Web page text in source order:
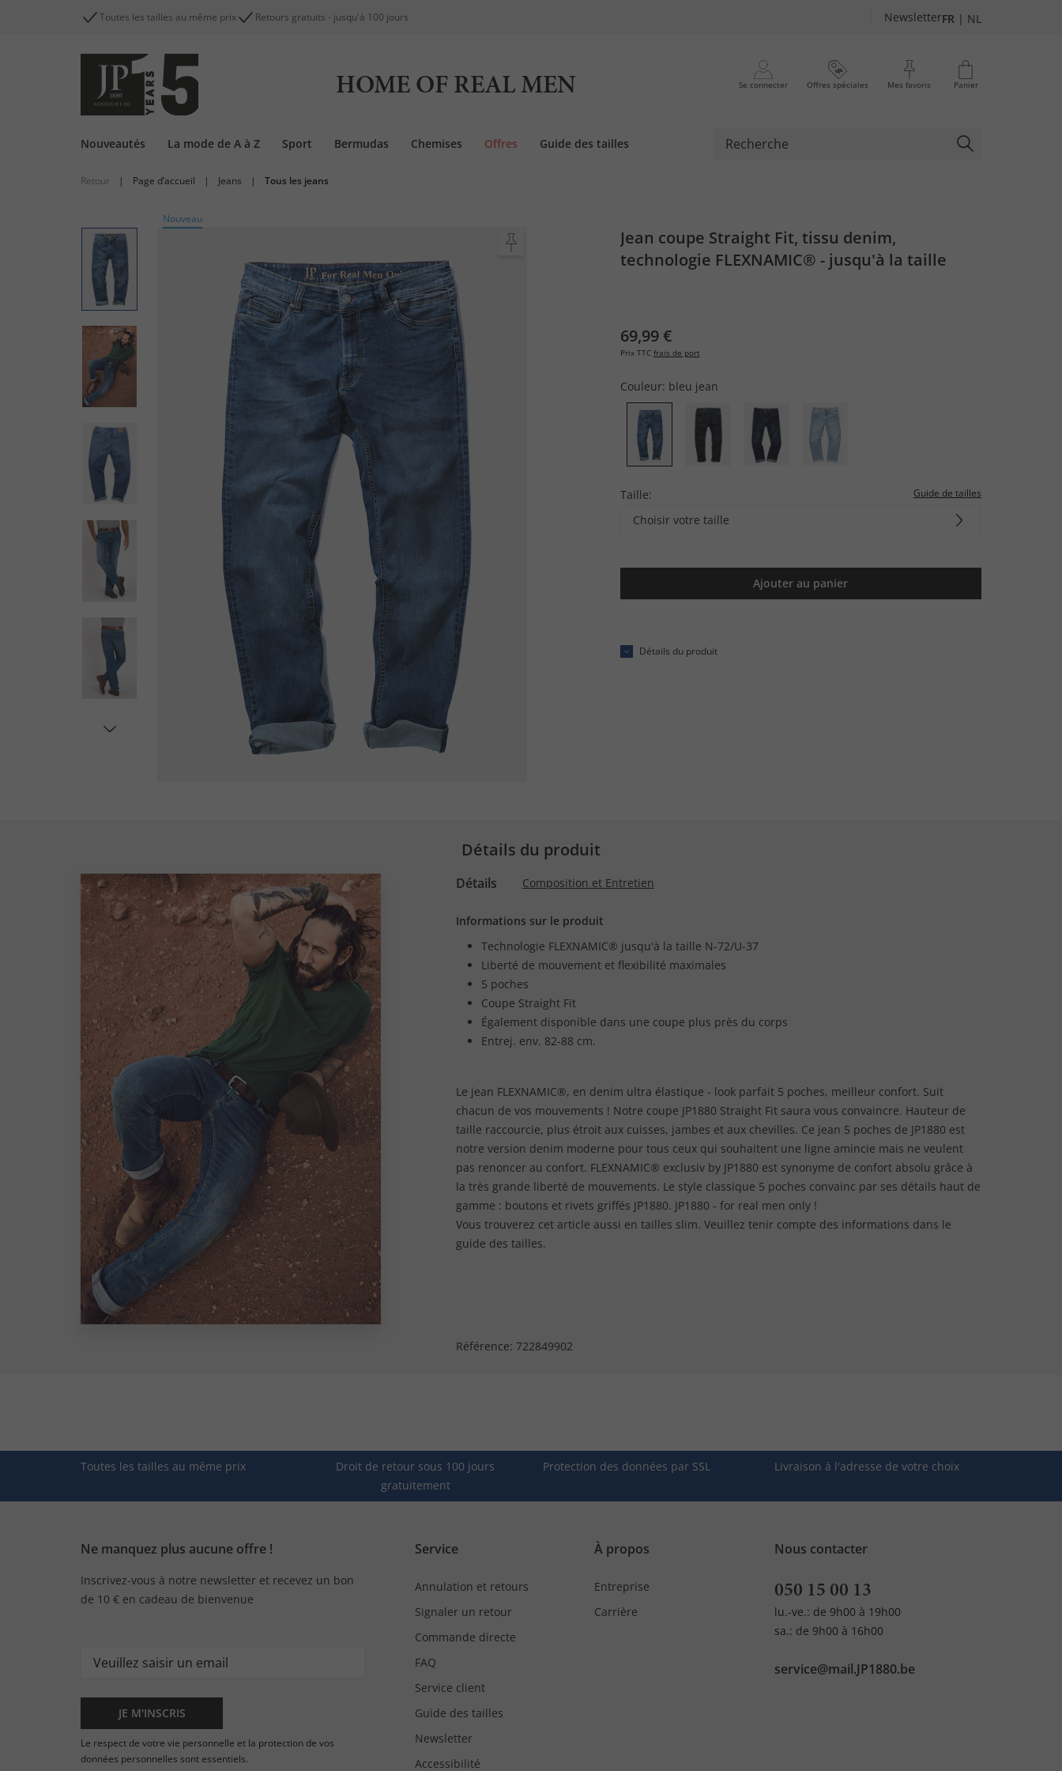
Toutes les tailles au même prix Retours gratuits - jusqu'à 100 jours NewsletterFR | NL
HOME OF REAL MEN Se connecter Offres spéciales Mes favoris Panier
Nouveautés La mode de A à Z Sport Bermudas Chemises Offres Guide des tailles
Retour | Page d’accueil | Jeans | Tous les jeans
Nouveau
Jean coupe Straight Fit, tissu denim,
technologie FLEXNAMIC® - jusqu'à la taille
69,99 €
Prix TTC frais de port
Couleur: bleu jean
Taille: Guide de tailles
Choisir votre taille
Ajouter au panier
Détails du produit
Détails du produit
Détails Composition et Entretien
Informations sur le produit
Technologie FLEXNAMIC® jusqu'à la taille N-72/U-37
Liberté de mouvement et flexibilité maximales
5 poches
Coupe Straight Fit
Également disponible dans une coupe plus près du corps
Entrej. env. 82-88 cm.
Le jean FLEXNAMIC®, en denim ultra élastique - look parfait 5 poches, meilleur confort. Suit
chacun de vos mouvements ! Notre coupe JP1880 Straight Fit saura vous convaincre. Hauteur de
taille raccourcie, plus étroit aux cuisses, jambes et aux chevilles. Ce jean 5 poches de JP1880 est
notre version denim moderne pour tous ceux qui souhaitent une ligne amincie mais ne veulent
pas renoncer au confort. FLEXNAMIC® exclusiv by JP1880 est synonyme de confort absolu grâce à
la très grande liberté de mouvements. Le style classique 5 poches convainc par ses détails haut de
gamme : boutons et rivets griffés JP1880. JP1880 - for real men only !
Vous trouverez cet article aussi en tailles slim. Veuillez tenir compte des informations dans le
guide des tailles.
Référence: 722849902
Toutes les tailles au même prix
Droit de retour sous 100 jours
gratuitement
Protection des données par SSL Livraison à l'adresse de votre choix
Ne manquez plus aucune offre !
Inscrivez-vous à notre newsletter et recevez un bon
de 10 € en cadeau de bienvenue
JE M'INSCRIS
Le respect de votre vie personnelle et la protection de vos
données personnelles sont essentiels.
Service
Annulation et retours
Signaler un retour
Commande directe
FAQ
Service client
Guide des tailles
Newsletter
Accessibilité
À propos
Entreprise
Carrière
Nous contacter
050 15 00 13
lu.-ve.: de 9h00 à 19h00
sa.: de 9h00 à 16h00
service@mail.JP1880.be